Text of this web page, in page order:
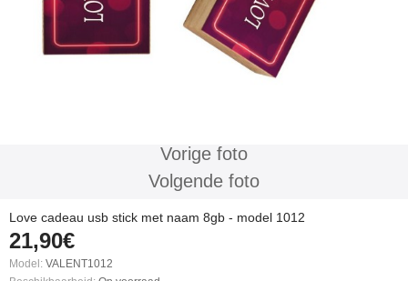
Vorige foto
Volgende foto
Love cadeau usb stick met naam 8gb - model 1012
21,90€
Model: VALENT1012